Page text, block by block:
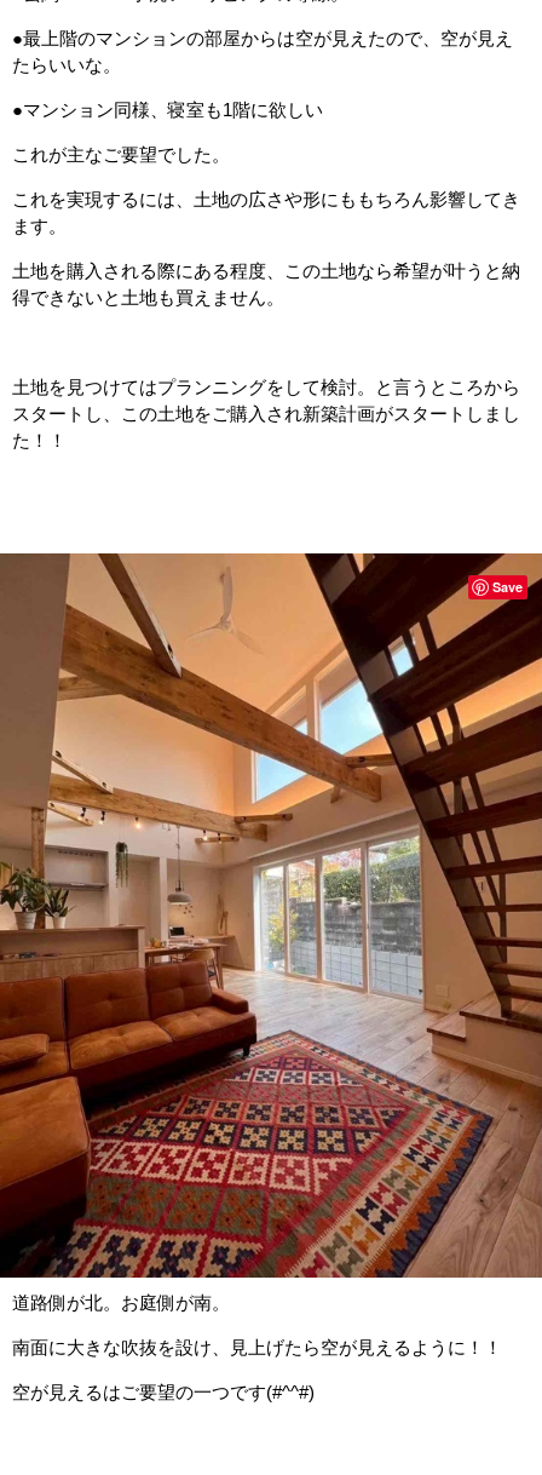
●最上階のマンションの部屋からは空が見えたので、空が見え
たらいいな。
●マンション同様、寝室も1階に欲しい
これが主なご要望でした。
これを実現するには、土地の広さや形にももちろん影響してき
ます。
土地を購入される際にある程度、この土地なら希望が叶うと納
得できないと土地も買えません。
土地を見つけてはプランニングをして検討。と言うところから
スタートし、この土地をご購入され新築計画がスタートしまし
た！！
道路側が北。お庭側が南。
南面に大きな吹抜を設け、見上げたら空が見えるように！！
空が見えるはご要望の一つです(#^^#)
Save